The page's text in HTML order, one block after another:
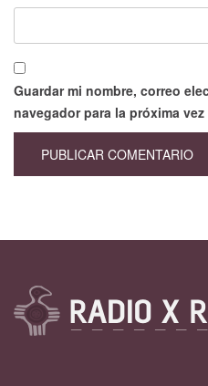
Guardar mi nombre, correo
navegador para la próxima